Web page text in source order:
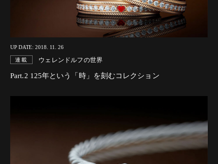
UP DATE: 2018. 11. 26
連載 ウェレンドルフの世界
Part.2 125年という「時」を刻むコレクション